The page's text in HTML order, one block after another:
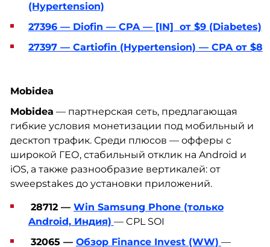
(Hypertension)
27396 — Diofin — CPA — [IN] от $9 (Diabetes)
27397 — Cartiofin (Hypertension) — CPA от $8
Mobidea
Mobidea — партнерская сеть, предлагающая
гибкие условия монетизации под мобильный и
десктоп трафик. Среди плюсов — офферы с
широкой ГЕО, стабильный отклик на Android и
iOS, а также разнообразие вертикалей: от
sweepstakes до установки приложений.
28712 — Win Samsung Phone (только
Android, Индия) — CPL SOI
32065 — Обзор Finance Invest (WW) —